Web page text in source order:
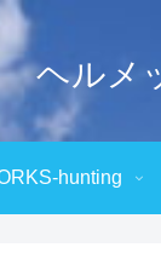
ヘルメ
hunting